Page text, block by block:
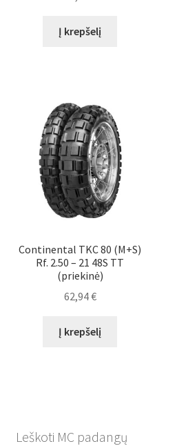
Į krepšelį
Continental TKC 80 (M+S)
Rf. 2.50 – 21 48S TT
(priekinė)
62,94€
Į krepšelį
Leškoti MC padangų